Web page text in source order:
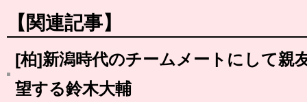
【関連記事】
[柏]新潟時代のチームメートにして親
望する鈴木大輔